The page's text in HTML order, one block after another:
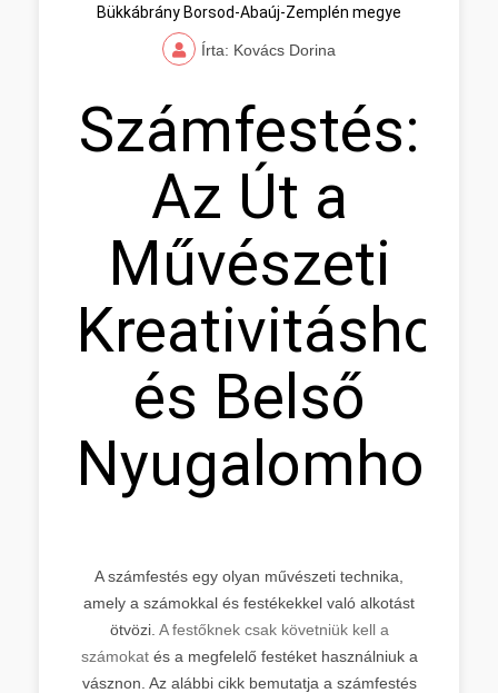
Bükkábrány Borsod-Abaúj-Zemplén megye
Írta: Kovács Dorina
Számfestés:
Az Út a
Művészeti
Kreativitáshoz
és Belső
Nyugalomhoz
A számfestés egy olyan művészeti technika,
amely a számokkal és festékekkel való alkotást
ötvözi. A festőknek csak követniük kell a
számokatés a megfelelő festéket használniuk a
vásznon. Az alábbi cikk bemutatja a számfestés